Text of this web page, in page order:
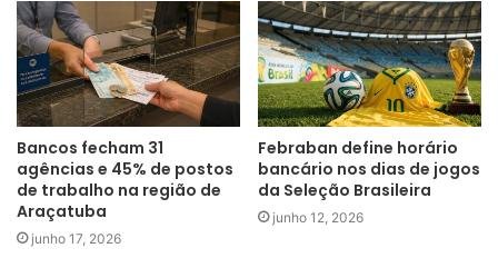
A partir da esquerda: José Antonio Zanela (diretor jurídico), David
Zaya (presidente Feeb SP/MS), Marco Antônio Hilário (diretor de
eventos) e José Augusto Ribeiro (presidente): segunda rodada de
negociação com a Fenaban
Bancos fecham 31
agências e 45% de postos
de trabalho na região de
Araçatuba
junho 17, 2026
Febraban define horário
bancário nos dias de jogos
da Seleção Brasileira
junho 12, 2026